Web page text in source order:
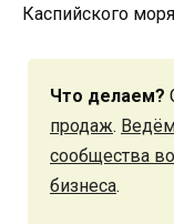
Каспийского
Что делаем?
продаж.
сообщества
бизнеса.